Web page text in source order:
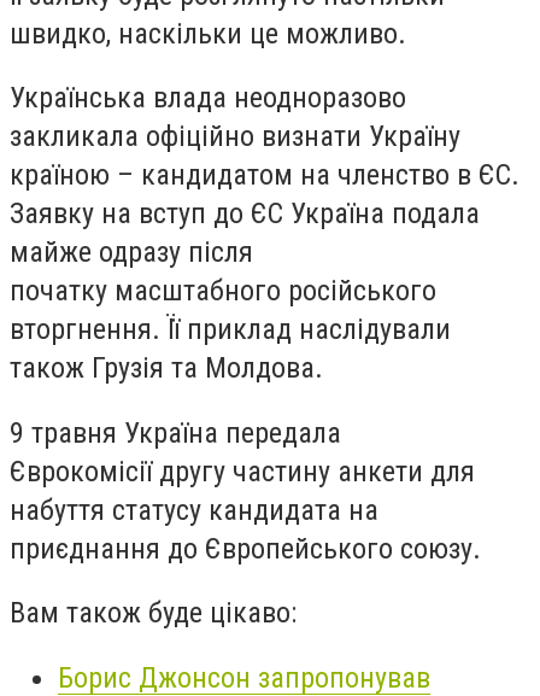
швидко, наскільки це можливо.
Українська влада неодноразово
закликала офіційно визнати Україну
країною – кандидатом на членство в ЄС.
Заявку на вступ до ЄС Україна подала
майже одразу після
початку масштабного російського
вторгнення. Її приклад наслідували
також Грузія та Молдова.
9 травня Україна передала
Єврокомісії другу частину анкети для
набуття статусу кандидата на
приєднання до Європейського союзу.
Вам також буде цікаво:
Борис Джонсон запропонував